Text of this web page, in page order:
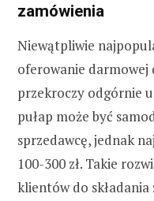
zamówienia
Niewątpliwie
oferowanie
przekroczy odgórnie
pułap może być
sprzedawcę, jednak
100-300 zł. Takie
klientów do